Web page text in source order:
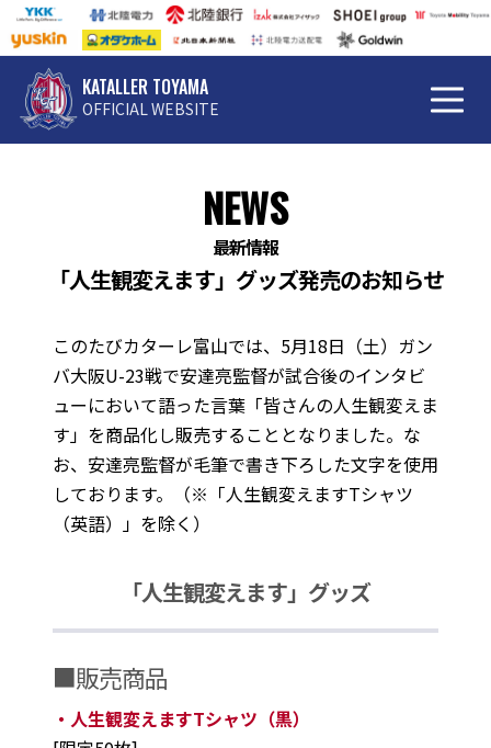
KATALLER TOYAMA
OFFICIAL WEBSITE
NEWS
最新情報
「人生観変えます」グッズ発売のお知らせ
このたびカターレ富山では、5月18日（土）ガン
バ大阪U-23戦で安達亮監督が試合後のインタビ
ューにおいて語った言葉「皆さんの人生観変えま
す」を商品化し販売することとなりました。な
お、安達亮監督が毛筆で書き下ろした文字を使用
しております。（※「人生観変えますTシャツ
（英語）」を除く）
「人生観変えます」グッズ
■販売商品
・人生観変えますTシャツ（黒）